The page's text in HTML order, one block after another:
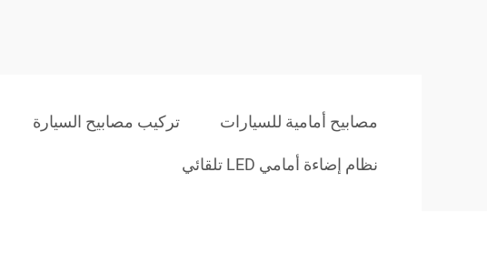
مصابيح أمامية للسيارات تركيب مصابيح السيارة
نظام إضاءة أمامي LED تلقائي